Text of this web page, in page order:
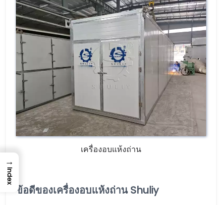
เครื่องอบแห้งถ่าน
ข้อดีของเครื่องอบแห้งถ่าน Shuliy
→
Index